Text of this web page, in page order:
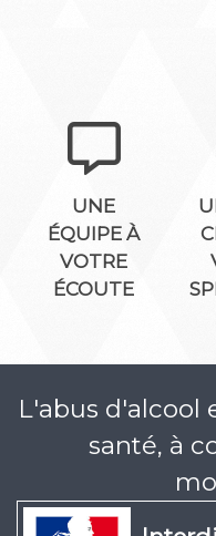
UNE
ÉQUIPE À
VOTRE
ÉCOUTE
L'abus d'alcool
santé, à